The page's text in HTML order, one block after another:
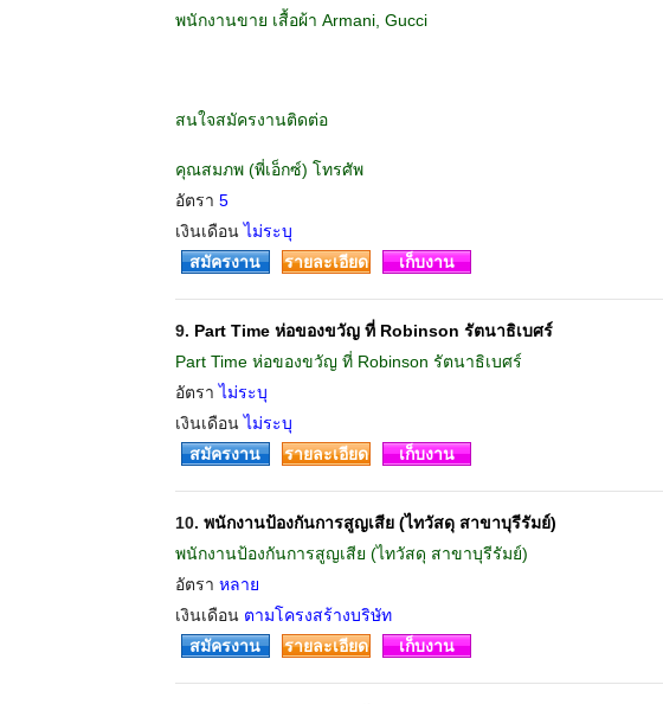
พนักงานขาย เสื้อผ้า Armani, Gucci
สนใจสมัครงานติดต่อ
คุณสมภพ (พี่เอ็กซ์) โทรศัพ
อัตรา 5
เงินเดือนไม่ระบุ
สมัครงาน รายละเอียด เก็บงาน
9. Part Time ห่อของขวัญ ที่ Robinson รัตนาธิเบศร์
Part Time ห่อของขวัญ ที่ Robinson รัตนาธิเบศร์
อัตราไม่ระบุ
เงินเดือนไม่ระบุ
สมัครงาน รายละเอียด เก็บงาน
10. พนักงานป้องกันการสูญเสีย (ไทวัสดุ สาขาบุรีรัมย์)
พนักงานป้องกันการสูญเสีย (ไทวัสดุ สาขาบุรีรัมย์)
อัตรา หลาย
เงินเดือน ตามโครงสร้างบริษัท
สมัครงาน รายละเอียด เก็บงาน